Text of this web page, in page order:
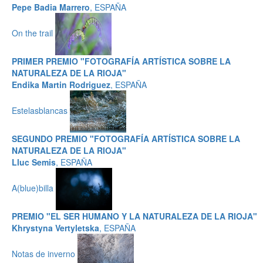
Pepe Badia Marrero, ESPAÑA
On the trail
PRIMER PREMIO "FOTOGRAFÍA ARTÍSTICA SOBRE LA
NATURALEZA DE LA RIOJA"
Endika Martin Rodriguez, ESPAÑA
Estelasblancas
SEGUNDO PREMIO "FOTOGRAFÍA ARTÍSTICA SOBRE LA
NATURALEZA DE LA RIOJA"
Lluc Semis, ESPAÑA
A(blue)billa
PREMIO "EL SER HUMANO Y LA NATURALEZA DE LA RIOJA"
Khrystyna Vertyletska, ESPAÑA
Notas de inverno